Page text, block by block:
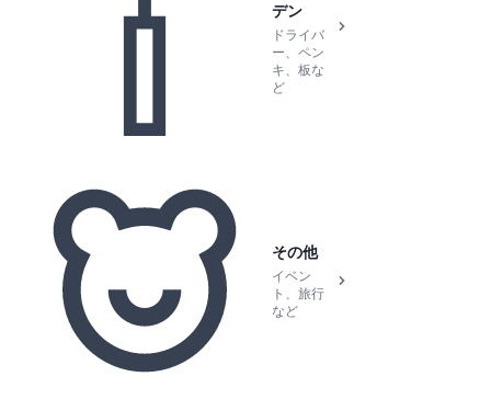
デン
ドライバ
ー、ペン
キ、板な
ど
その他
イベン
ト、旅行
など